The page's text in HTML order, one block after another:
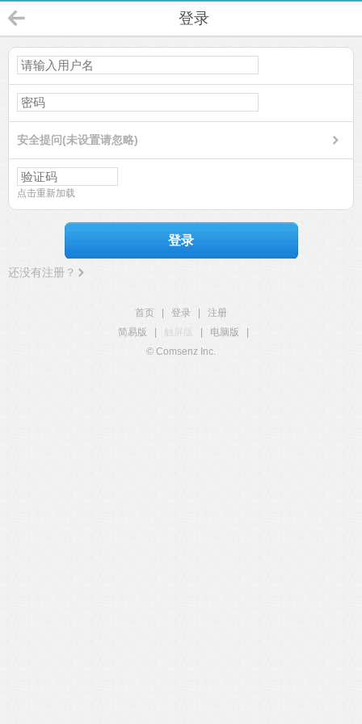
登录
安全提问(未设置请忽略)
点击重新加载
登录
还没有注册？
首页 登录
注册
简易版
触屏版 电脑版
© Comsenz Inc.